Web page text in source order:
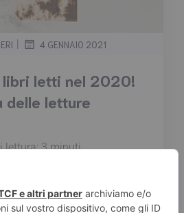
| 4 GENNAIO 2021
libri letti nel 2020!
delle letture
lettura:3 minuti
Prima di iniziare le nuove
quelle che secondo me
le peggiori del 2020!
che a molti sono piaciuti,